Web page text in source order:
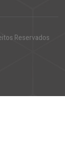
Reservados